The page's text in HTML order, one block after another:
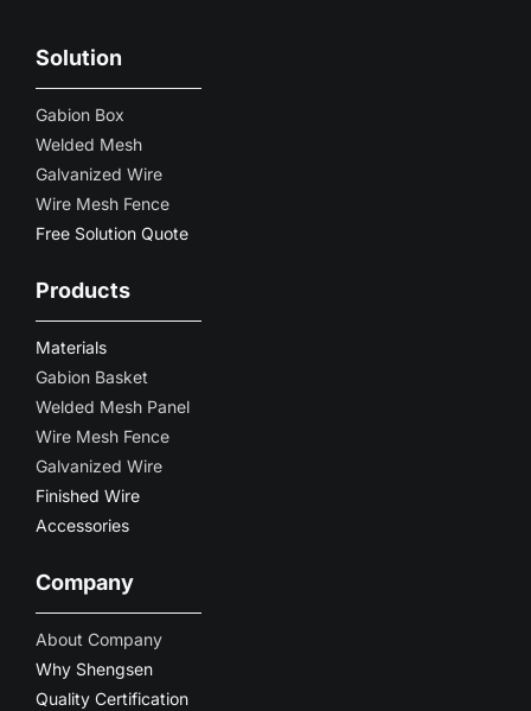
Solution
Gabion Box
Welded Mesh
Galvanized Wire
Wire Mesh Fence
Free Solution Quote
Products
Materials
Gabion Basket
Welded Mesh Panel
Wire Mesh Fence
Galvanized Wire
Finished Wire
Accessories
Company
About Company
Why Shengsen
Quality Certification